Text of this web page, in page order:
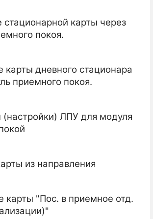
стационарной карты через
покоя.
карты дневного стационара
приемного покоя.
ЛПУ для модуля
из направления
карты "Пос. в приемное отд.